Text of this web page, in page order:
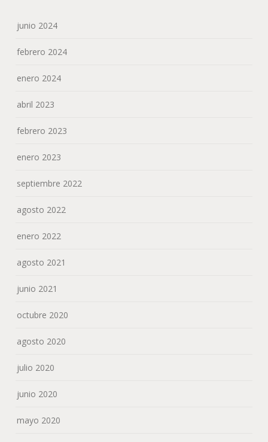
junio 2024
febrero 2024
enero 2024
abril 2023
febrero 2023
enero 2023
septiembre 2022
agosto 2022
enero 2022
agosto 2021
junio 2021
octubre 2020
agosto 2020
julio 2020
junio 2020
mayo 2020